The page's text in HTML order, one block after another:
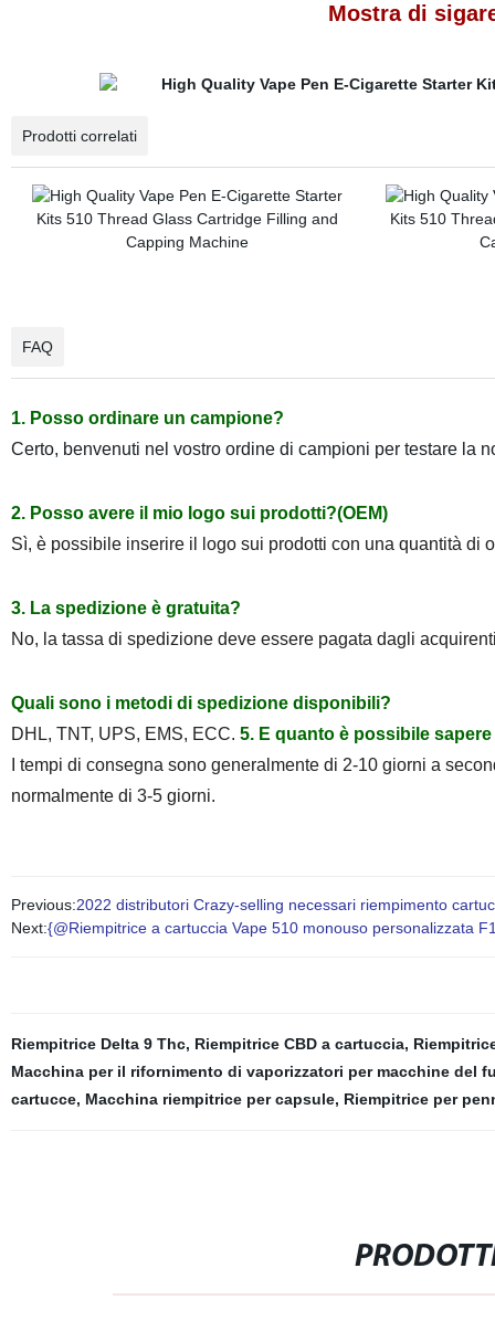
Mostra di
Prodotti correlati
FAQ
1. Posso ordinare un campione?
Certo, benvenuti nel vostro ordine di campioni per testare la
2. Posso avere il mio logo sui prodotti?(OEM)
Sì, è possibile inserire il logo sui prodotti con una quantità di
3. La spedizione è gratuita?
No, la tassa di spedizione deve essere pagata dagli
Quali sono i metodi di spedizione disponibili?
DHL, TNT, UPS, EMS, ECC. 5. E quanto è possibile
I tempi di consegna sono generalmente di 2-10 giorni a
normalmente di 3-5 giorni.
Previous:2022 distributori Crazy-selling necessari riempimento
Next:{@Riempitrice a cartuccia Vape 510 monouso personalizzata
Riempitrice Delta 9 Thc, Riempitrice CBD a cartuccia,
Macchina per il rifornimento di vaporizzatori per macchine del
cartucce, Macchina riempitrice per capsule, Riempitrice per